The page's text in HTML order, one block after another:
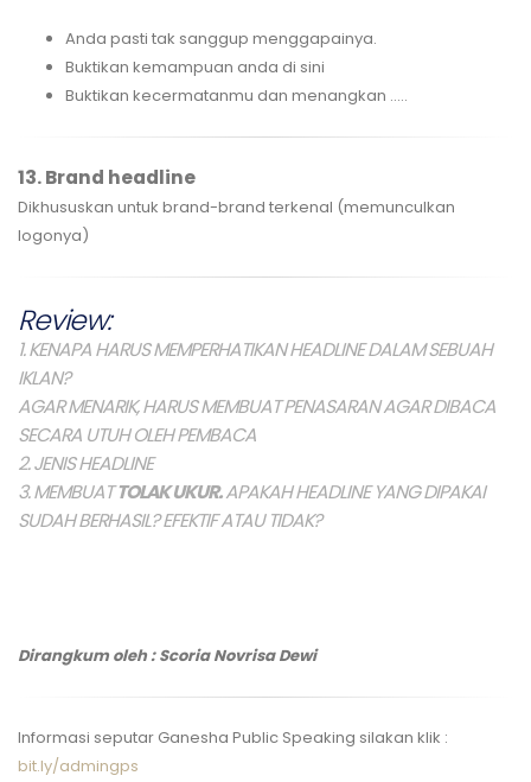
Anda pasti tak sanggup menggapainya.
Buktikan kemampuan anda di sini
Buktikan kecermatanmu dan menangkan .....
13. Brand headline
Dikhususkan untuk brand-brand terkenal (memunculkan
logonya)
Review:
1. KENAPA HARUS MEMPERHATIKAN HEADLINE DALAM SEBUAH
IKLAN?
AGAR MENARIK, HARUS MEMBUAT PENASARAN AGAR DIBACA
SECARA UTUH OLEH PEMBACA
2. JENIS HEADLINE
3. MEMBUATTOLAK UKUR.APAKAH HEADLINE YANG DIPAKAI
SUDAH BERHASIL? EFEKTIF ATAU TIDAK?
Dirangkum oleh : Scoria Novrisa Dewi
Informasi seputar Ganesha Public Speaking silakan klik :
bit.ly/admingps